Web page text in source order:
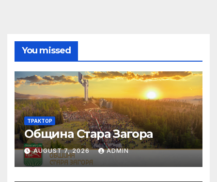
You missed
ТРАКТОР
Община Стара Загора
AUGUST 7, 2026 ADMIN